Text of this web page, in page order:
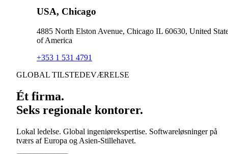
USA, Chicago
4885 North Elston Avenue, Chicago IL 60630, United
of America
+353 1 531 4791
GLOBAL TILSTEDEVÆRELSE
Ét firma.
Seks regionale kontorer.
Lokal ledelse. Global ingeniørekspertise. Softwareløsninger på
tværs af Europa og Asien-Stillehavet.